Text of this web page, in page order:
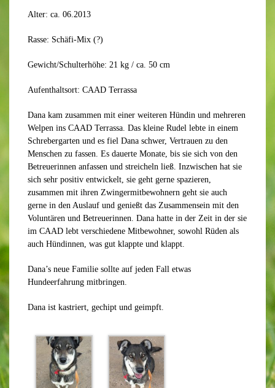
Alter: ca. 06.2013
Rasse: Schäfi-Mix (?)
Gewicht/Schulterhöhe: 21 kg / ca. 50 cm
Aufenthaltsort: CAAD Terrassa
Dana kam zusammen mit einer weiteren Hündin und mehreren
Welpen ins CAAD Terrassa. Das kleine Rudel lebte in einem
Schrebergarten und es fiel Dana schwer, Vertrauen zu den
Menschen zu fassen. Es dauerte Monate, bis sie sich von den
Betreuerinnen anfassen und streicheln ließ. Inzwischen hat sie
sich sehr positiv entwickelt, sie geht gerne spazieren,
zusammen mit ihren Zwingermitbewohnern geht sie auch
gerne in den Auslauf und genießt das Zusammensein mit den
Voluntären und Betreuerinnen. Dana hatte in der Zeit in der sie
im CAAD lebt verschiedene Mitbewohner, sowohl Rüden als
auch Hündinnen, was gut klappte und klappt.
Dana’s neue Familie sollte auf jeden Fall etwas
Hundeerfahrung mitbringen.
Dana ist kastriert, gechipt und geimpft.